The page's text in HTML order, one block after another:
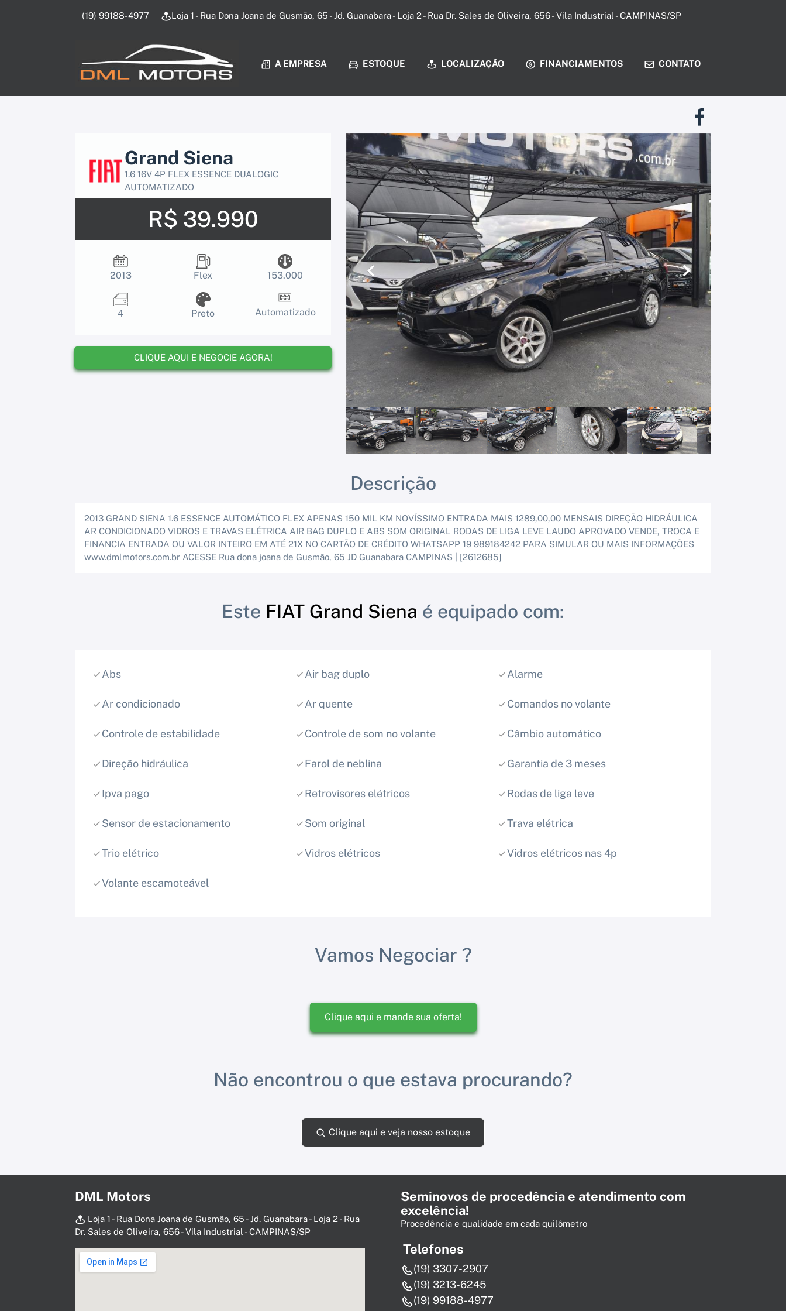
(19) 99188-4977 Loja 1 - Rua Dona Joana de Gusmão, 65 - Jd. Guanabara - Loja 2 - Rua Dr. Sales de Oliveira, 656 - Vila Industrial - CAMPINAS/SP
A EMPRESA ESTOQUE LOCALIZAÇÃO FINANCIAMENTOS CONTATO
Grand Siena
1.6 16V 4P FLEX ESSENCE DUALOGIC
AUTOMATIZADO
R$ 39.990
2013 Flex 153.000
4 Preto Automatizado
CLIQUE AQUI E NEGOCIE AGORA!
Anterior Próximo
Descrição
2013 GRAND SIENA 1.6 ESSENCE AUTOMÁTICO FLEX APENAS 150 MIL KM NOVÍSSIMO ENTRADA MAIS 1289,00,00 MENSAIS DIREÇÃO HIDRÁULICA
AR CONDICIONADO VIDROS E TRAVAS ELÉTRICA AIR BAG DUPLO E ABS SOM ORIGINAL RODAS DE LIGA LEVE LAUDO APROVADO VENDE, TROCA E
FINANCIA ENTRADA OU VALOR INTEIRO EM ATÉ 21X NO CARTÃO DE CRÉDITO WHATSAPP 19 989184242 PARA SIMULAR OU MAIS INFORMAÇÕES
www.dmlmotors.com.br ACESSE Rua dona joana de Gusmão, 65 JD Guanabara CAMPINAS | [2612685]
Este FIAT Grand Siena é equipado com:
Abs Air bag duplo Alarme
Ar condicionado Ar quente Comandos no volante
Controle de estabilidade Controle de som no volante Câmbio automático
Direção hidráulica Farol de neblina Garantia de 3 meses
Ipva pago Retrovisores elétricos Rodas de liga leve
Sensor de estacionamento Som original Trava elétrica
Trio elétrico Vidros elétricos Vidros elétricos nas 4p
Volante escamoteável
Vamos Negociar ?
Clique aqui e mande sua oferta!
Não encontrou o que estava procurando?
Clique aqui e veja nosso estoque
DML Motors
Loja 1 - Rua Dona Joana de Gusmão, 65 - Jd. Guanabara - Loja 2 - Rua
Dr. Sales de Oliveira, 656 - Vila Industrial - CAMPINAS/SP
Seminovos de procedência e atendimento com
excelência!
Procedência e qualidade em cada quilômetro
Telefones
(19) 3307-2907
(19) 3213-6245
(19) 99188-4977